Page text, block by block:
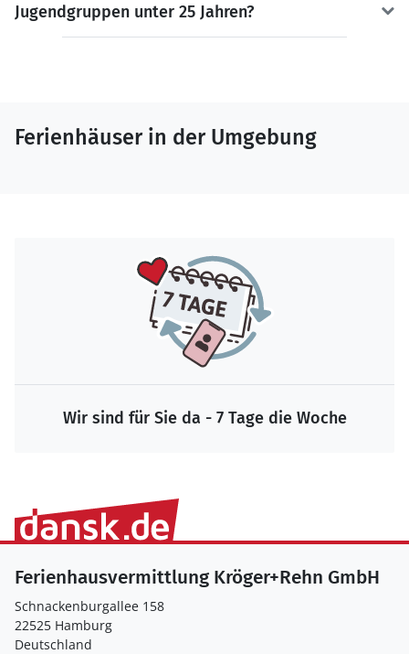
Jugendgruppen unter 25 Jahren?
Ferienhäuser in der Umgebung
Wir sind für Sie da - 7 Tage die Woche
Ferienhausvermittlung Kröger+Rehn GmbH
Schnackenburgallee 158
22525 Hamburg
Deutschland